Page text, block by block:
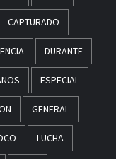
CAPTURADO
DURANTE
ESPECIAL
GENERAL
LUCHA